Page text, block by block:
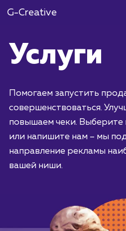
G-Creative
Услуги
Помогаем запустить
совершенствоваться.
повышаем чеки.
или напишите нам – мы
направление рекламы